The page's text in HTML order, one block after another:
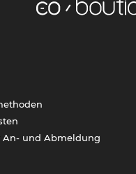
An- und Abmeldung